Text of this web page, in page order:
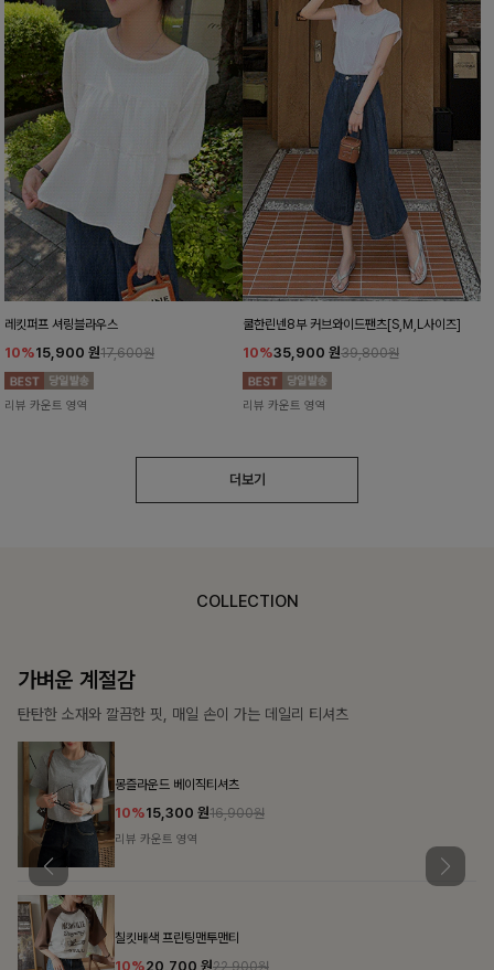
레킷퍼프 셔링블라우스
10%15,900 원17,600원
리뷰 카운트 영역
쿨한린넨8부 커브와이드팬츠[S,M,L사이즈]
10%35,900 원39,800원
리뷰 카운트 영역
더보기
COLLECTION
가장 쉬운 코디
특별한 날부터 일상까지 함께하는 룩